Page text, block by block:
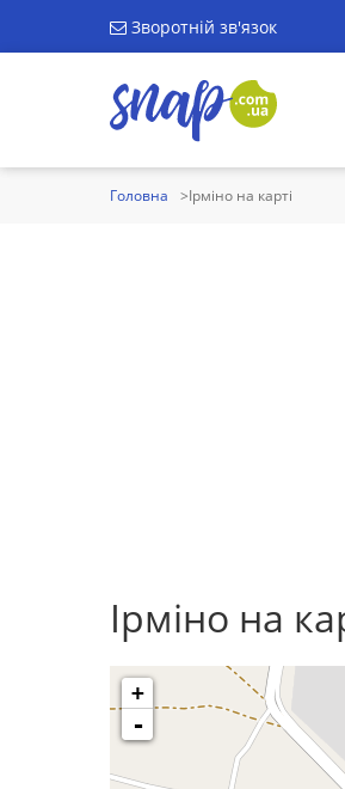
Зворотній зв'язок
Головна Ірміно на карті
Ірміно на
+
-